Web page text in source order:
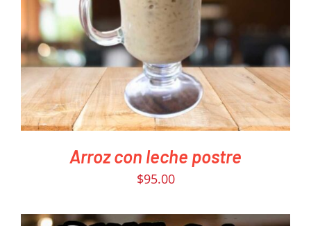
DETAILS
Arroz con leche postre
$95.00